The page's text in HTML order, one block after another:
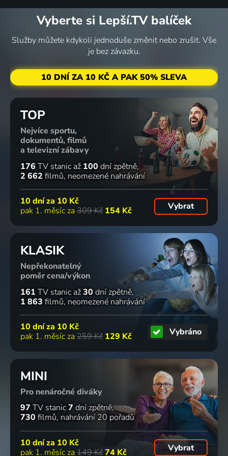
Vyberte si Lepší.TV balíček
Služby můžete kdykoli jednoduše změnit nebo zrušit. Vše
je bez závazku.
10 DNÍ ZA 10 KČ A PAK 50% SLEVA
TOP
Nejvíce sportu,
dokumentů, filmů
a televizní zábavy
176 TV stanic až 100 dní zpětně
2 662 filmů neomezené nahrávání
10 dní za 10 Kč
pak 1. měsíc za 309 Kč 154 Kč Vybrat
KLASIK
Nepřekonatelný
poměr cena/výkon
161 TV stanic až30 dní zpětně
1 863 filmů neomezené nahrávání
10 dní za 10 Kč
pak 1. měsíc za 259 Kč 129 Kč Vybráno
MINI
Pro nenáročné diváky
97 TV stanic7 dní zpětně
730 filmů nahrávání 20 pořadů
10 dní za 10 Kč
pak 1. měsíc za 149 Kč74 Kč Vybrat